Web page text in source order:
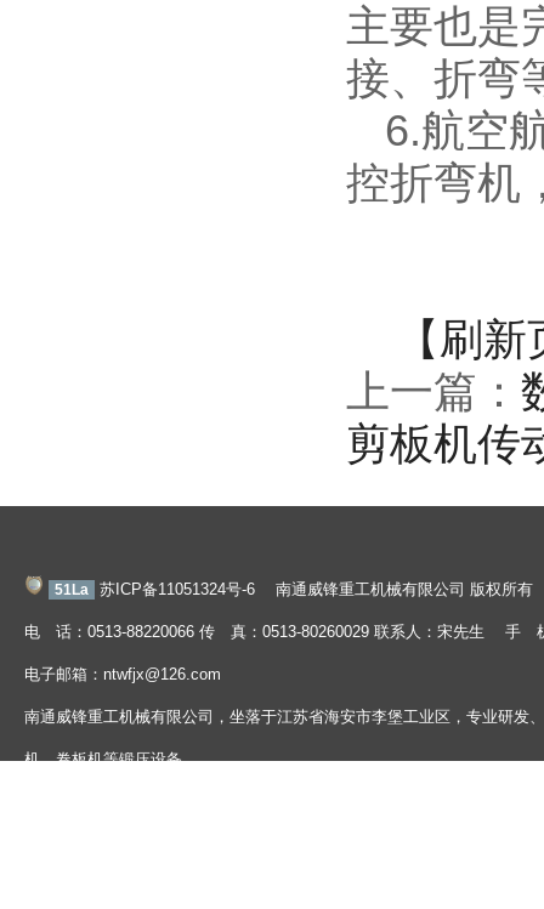
主要也是
接、折弯
6.航空
控折弯机
【刷
上一篇：
剪板机传
51La 苏ICP备11051324号-6 南通威锋重工机械有限公司 版权所有
电 话：0513-88220066 传 真：0513-80260029 联系人：宋先生 手
电子邮箱：ntwfjx@126.com
南通威锋重工机械有限公司，坐落于江苏省海安市李堡工业区，专业研发
机、卷板机等锻压设备。